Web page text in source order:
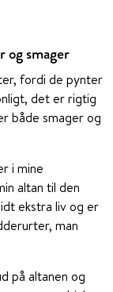
smager
fordi de pynter
det er rigtig
både smager og
i mine
altan til den
ekstra liv og er
man
på altanen og